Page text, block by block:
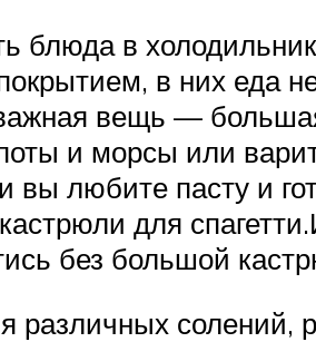
блюда в
в них еда не
вещь —
и морсы или
любите пасту и
для
без большой
различных солений,